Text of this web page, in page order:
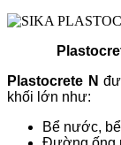
Plastocrete N
khối lớn như:
Bể nước,